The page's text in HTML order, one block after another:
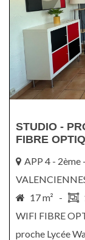
STUDIO -
FIBRE
APP 4 - 2ème
17 m² -
WIFI FIBRE
proche Lycée